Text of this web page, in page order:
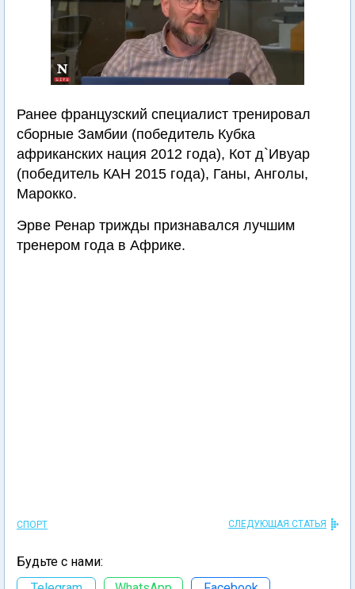
Ранее французский специалист тренировал
сборные Замбии (победитель Кубка
африканских нация 2012 года), Кот д`Ивуар
(победитель КАН 2015 года), Ганы, Анголы,
Марокко.
Эрве Ренар трижды признавался лучшим
тренером года в Африке.
СПОРТ СЛЕДУЮЩАЯ СТАТЬЯ
Будьте с нами: